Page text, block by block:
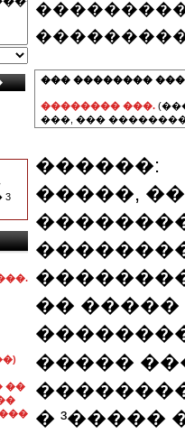
��
��� ��������
�������� ���.
���, ���
������:
�����,
�� �����
�����
� ³�����